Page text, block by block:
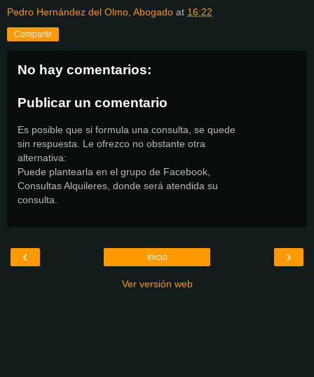
Pedro Hernández del Olmo, Abogado at 16:22
Compartir
No hay comentarios:
Publicar un comentario
Es posible que si formula una consulta, se quede
sin respuesta. Le ofrezco no obstante otra
alternativa:
Puede plantearla en el grupo de Facebook,
Consultas Alquileres, donde será atendida su
consulta.
‹ ›
Inicio
Ver versión web